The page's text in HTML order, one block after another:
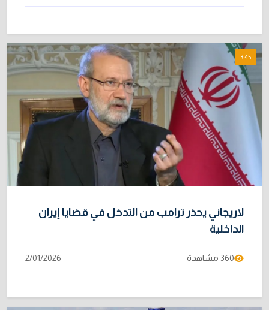
3:45
لاريجاني يحذر ترامب من التدخل في قضايا إيران
الداخلية
360 مشاهدة 2/01/2026